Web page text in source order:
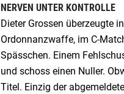
NERVEN UNTER KONTROLLE
Dieter Grossen überzeugte
Ordonnanzwaffe, im C-
Spässchen. Einem
und schoss einen Nuller.
Titel. Einzig der